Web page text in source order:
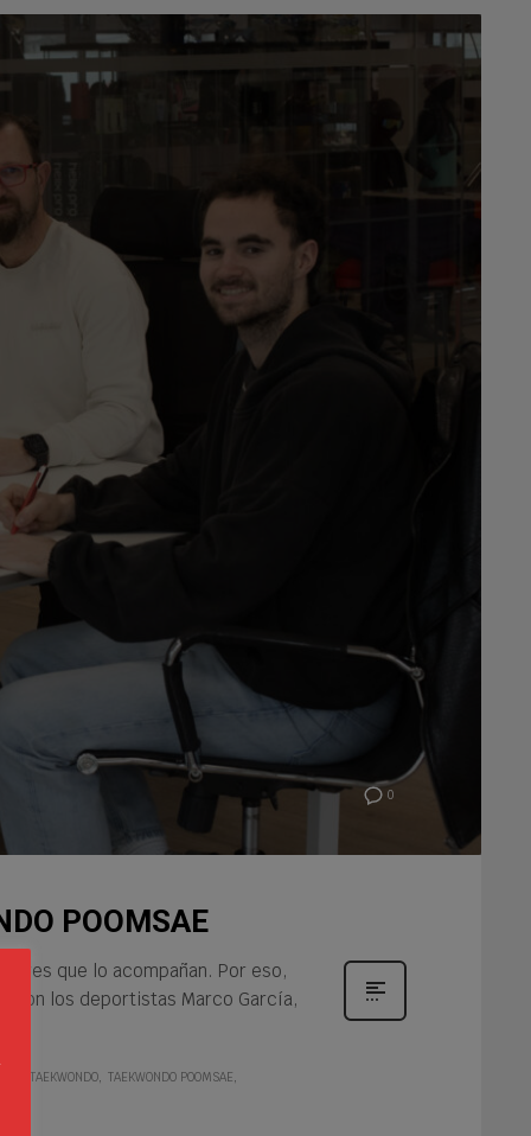
0
POOMSAE
que lo acompañan. Por eso,
con los deportistas Marco García,
TAEKWONDO TAEKWONDO POOMSAE